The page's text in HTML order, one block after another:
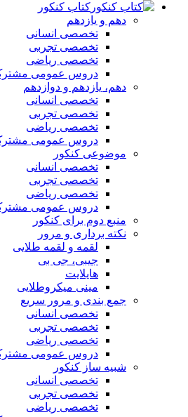
کتاب کنکور
دهم و یازدهم
تخصصی انسانی
تخصصی تجربی
تخصصی ریاضی
دروس عمومی
دهم، یازدهم و دوازدهم
تخصصی انسانی
تخصصی تجربی
تخصصی ریاضی
دروس عمومی
موضوعی کنکور
تخصصی انسانی
تخصصی تجربی
تخصصی ریاضی
دروس عمومی
منبع دوم برای کنکور
نکته برداری و مرور
لقمه و لقمه طلایی
جیبی، جی بی
هایلایت
مینی میکروطلایی
جمع بندی و مرور سریع
تخصصی انسانی
تخصصی تجربی
تخصصی ریاضی
دروس عمومی
شبیه ساز کنکور
تخصصی انسانی
تخصصی تجربی
تخصصی ریاضی